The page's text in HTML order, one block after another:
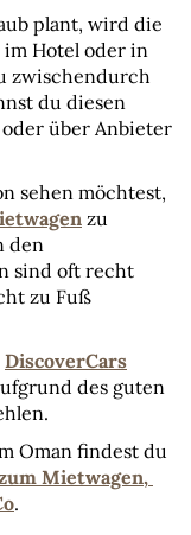
plant, wird die
Hotel oder in
zwischendurch
du diesen
über Anbieter
sehen möchtest,
zu
den
sind oft recht
zu Fuß
DiscoverCars
des guten
Oman findest du
Mietwagen,
.